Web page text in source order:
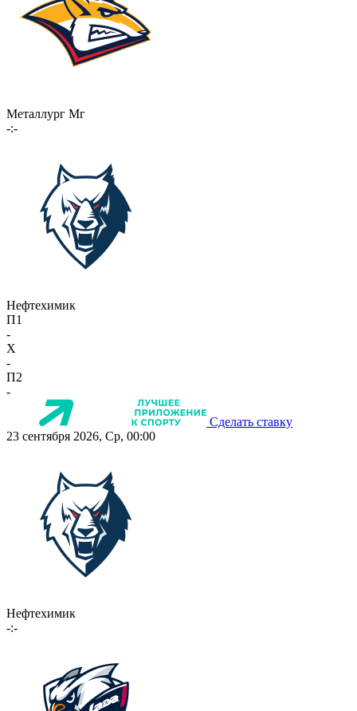
Металлург Мг
-:-
Нефтехимик
П1
-
X
-
П2
-
Сделать ставку
23 сентября 2026, Ср, 00:00
Нефтехимик
-:-